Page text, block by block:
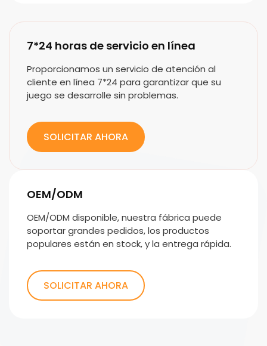
7*24 horas de servicio en línea
Proporcionamos un servicio de atención al
cliente en línea 7*24 para garantizar que su
juego se desarrolle sin problemas.
SOLICITAR AHORA
OEM/ODM
OEM/ODM disponible, nuestra fábrica puede
soportar grandes pedidos, los productos
populares están en stock, y la entrega rápida.
SOLICITAR AHORA